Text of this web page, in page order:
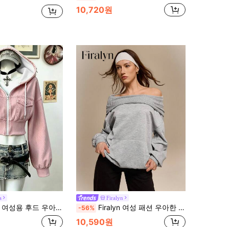
10,720원
셔츠, 핑크 후드 긴팔 스웨트셔츠, 야외 쇼핑, 일상 착용, 여행, 가을/겨울 스타일
Firalyn
-56% Firalyn 여성 패션 우아한 미국 스타일 루즈 긴소매 오프숄더 디자인 황무지 후드 스웨트셔츠
10,590원